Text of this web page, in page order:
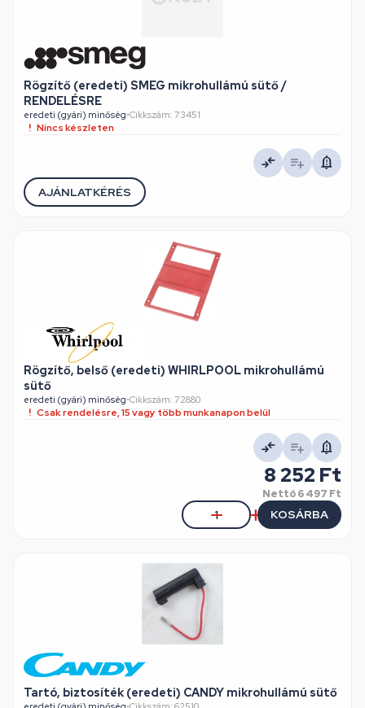
Rögzítő (eredeti) SMEG mikrohullámú sütő /
RENDELÉSRE
eredeti (gyári) minőség•Cikkszám: 73451
Nincs készleten
AJÁNLATKÉRÉS
Rögzítő, belső (eredeti) WHIRLPOOL mikrohullámú
sütő
eredeti (gyári) minőség•Cikkszám: 72880
Csak rendelésre, 15 vagy több munkanapon belül
8 252 Ft
Nettó6 497 Ft
KOSÁRBA
Tartó, biztosíték (eredeti) CANDY mikrohullámú sütő